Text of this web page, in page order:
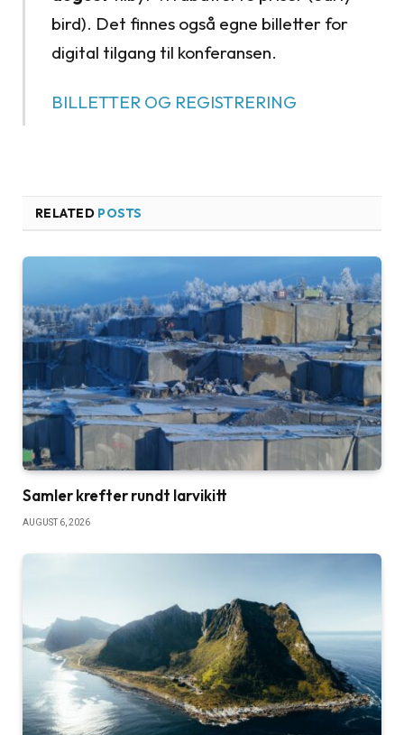
bird). Det finnes også egne billetter for
digital tilgang til konferansen.
BILLETTER OG REGISTRERING
RELATED POSTS
Samler krefter rundt larvikitt
AUGUST 6, 2026